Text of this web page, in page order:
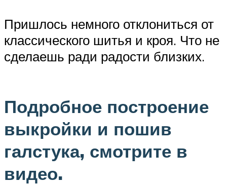
Пришлось немного отклониться от
классического шитья и кроя. Что не
сделаешь ради радости близких.
Подробное построение
выкройки и пошив
галстука, смотрите в
видео.